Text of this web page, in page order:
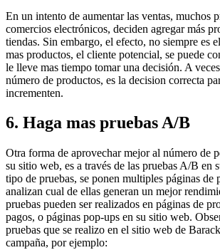
En un intento de aumentar las ventas, muchos
comercios electrónicos, deciden agregar más
tiendas. Sin embargo, el efecto, no siempre es
mas productos, el cliente potencial, se puede
le lleve mas tiempo tomar una decisión. A
número de productos, es la decision correcta
incrementen.
6. Haga mas pruebas A/B
Otra forma de aprovechar mejor al número de
su sitio web, es a través de las pruebas A/B en
tipo de pruebas, se ponen multiples páginas de
analizan cual de ellas generan un mejor
pruebas pueden ser realizados en páginas de
pagos, o páginas pop-ups en su sitio web.
pruebas que se realizo en el sitio web de
campaña, por ejemplo: